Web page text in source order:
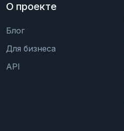
О проекте
Блог
Для бизнеса
API